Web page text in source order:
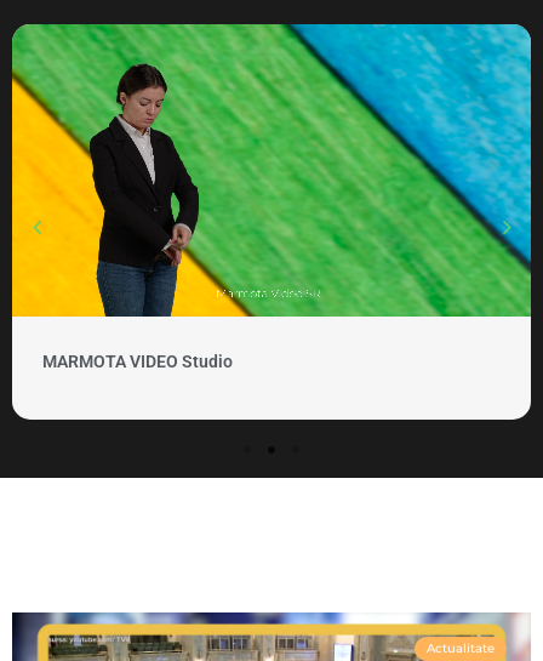
MARMOTA VIDEO Clipuri si promovare
Actualitate